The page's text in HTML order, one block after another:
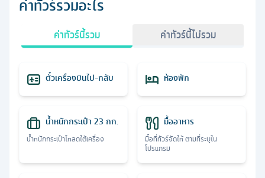
ค่าทัวร์รวมอะไร
ค่าทัวร์นี้รวม ค่าทัวร์นี้ไม่รวม
ตั๋วเครื่องบินไป-กลับ ห้องพัก
น้ำหนักกระเป๋า 23 กก.
น้ำหนักกระเป๋าโหลดใต้เครื่อง
มื้ออาหาร
มื้อที่ทัวร์จัดให้ ตามที่ระบุใน
โปรแกรม